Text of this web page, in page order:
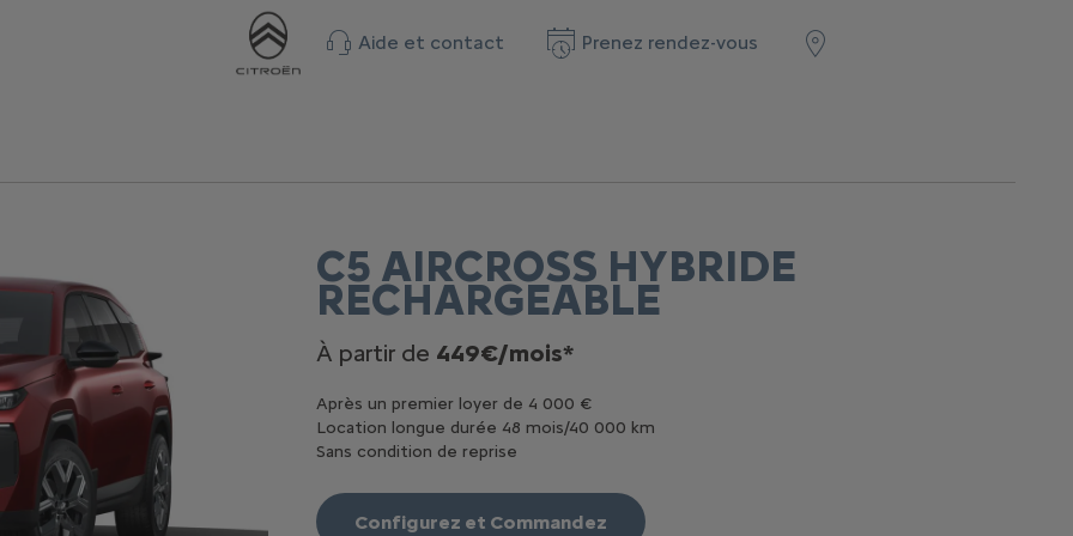
Aide et contact Prenez rendez-vous
C5 AIRCROSS HYBRIDE
RECHARGEABLE
À partir de 449€/mois*
Après un premier loyer de 4 000 €
Location longue durée 48 mois/40 000 km
Sans condition de reprise
Configurez et Commandez